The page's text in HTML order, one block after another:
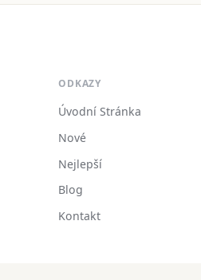
ODKAZY
Úvodní Stránka
Nové
Nejlepší
Blog
Kontakt